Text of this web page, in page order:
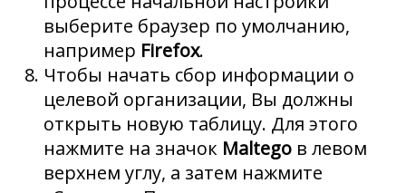
выберите браузер по умолчанию,
например Firefox.
Чтобы начать сбор информации о
целевой организации, Вы должны
открыть новую таблицу. Для этого
нажмите на значок Maltego в левом
верхнем углу, а затем нажмите